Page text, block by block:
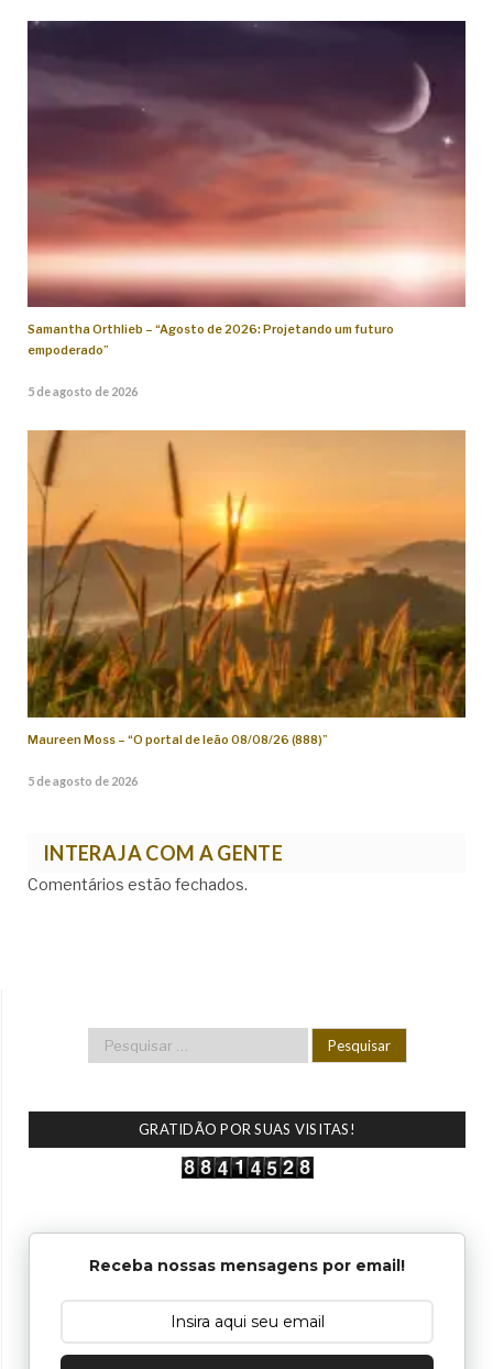
Samantha Orthlieb – “Agosto de 2026: Projetando um futuro
empoderado”
5 de agosto de 2026
Maureen Moss – “O portal de leão 08/08/26 (888)”
5 de agosto de 2026
INTERAJA COM A GENTE
Comentários estão fechados.
GRATIDÃO POR SUAS VISITAS!
Receba nossas mensagens por email!